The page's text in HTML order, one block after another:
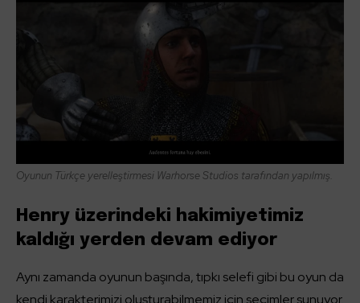
Oyunun Türkçe yerelleştirmesi Warhorse Studios tarafından yapılmış.
Henry üzerindeki hakimiyetimiz
kaldığı yerden devam ediyor
Aynı zamanda oyunun başında, tıpkı selefi gibi bu oyun da
kendi karakterimizi oluşturabilmemiz için seçimler sunuyor.